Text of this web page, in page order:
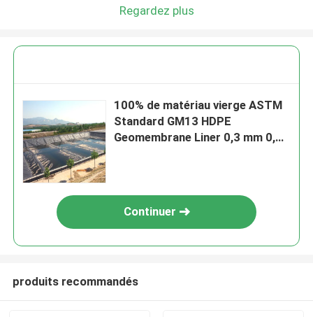
Regardez plus
100% de matériau vierge ASTM
Standard GM13 HDPE
Geomembrane Liner 0,3 mm 0,5
Continuer
produits recommandés